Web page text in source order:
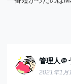
管理人＠
2021年1月